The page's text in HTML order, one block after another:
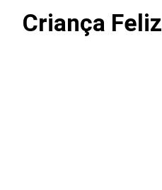
Criança Feliz